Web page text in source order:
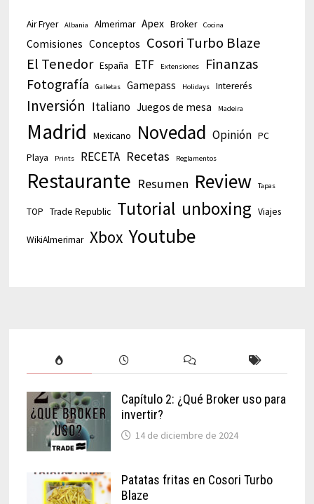
Air Fryer Albania Almerimar Apex Broker Cocina
Comisiones Conceptos Cosori Turbo Blaze
El Tenedor España ETF Extensiones Finanzas
Fotografía Galletas Gamepass Holidays Intererés
Inversión Italiano Juegos de mesa Madeira
Madrid Mexicano Novedad Opinión PC
Playa
Prints RECETA Recetas Reglamentos
Restaurante Resumen Review Tapas
TOP Trade Republic Tutorial unboxing Viajes
WikiAlmerimar Xbox Youtube
Capítulo 2: ¿Qué Broker uso para
invertir?
14 de diciembre de 2024
Patatas fritas en Cosori Turbo
Blaze